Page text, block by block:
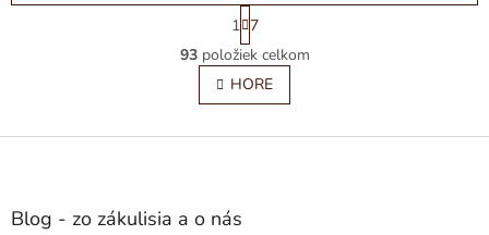
O
v
l
á
S
t
r
á
n
k
v
1 7
93položiek celkom
HORE
Z
Blog - zo zákulisia a o nás